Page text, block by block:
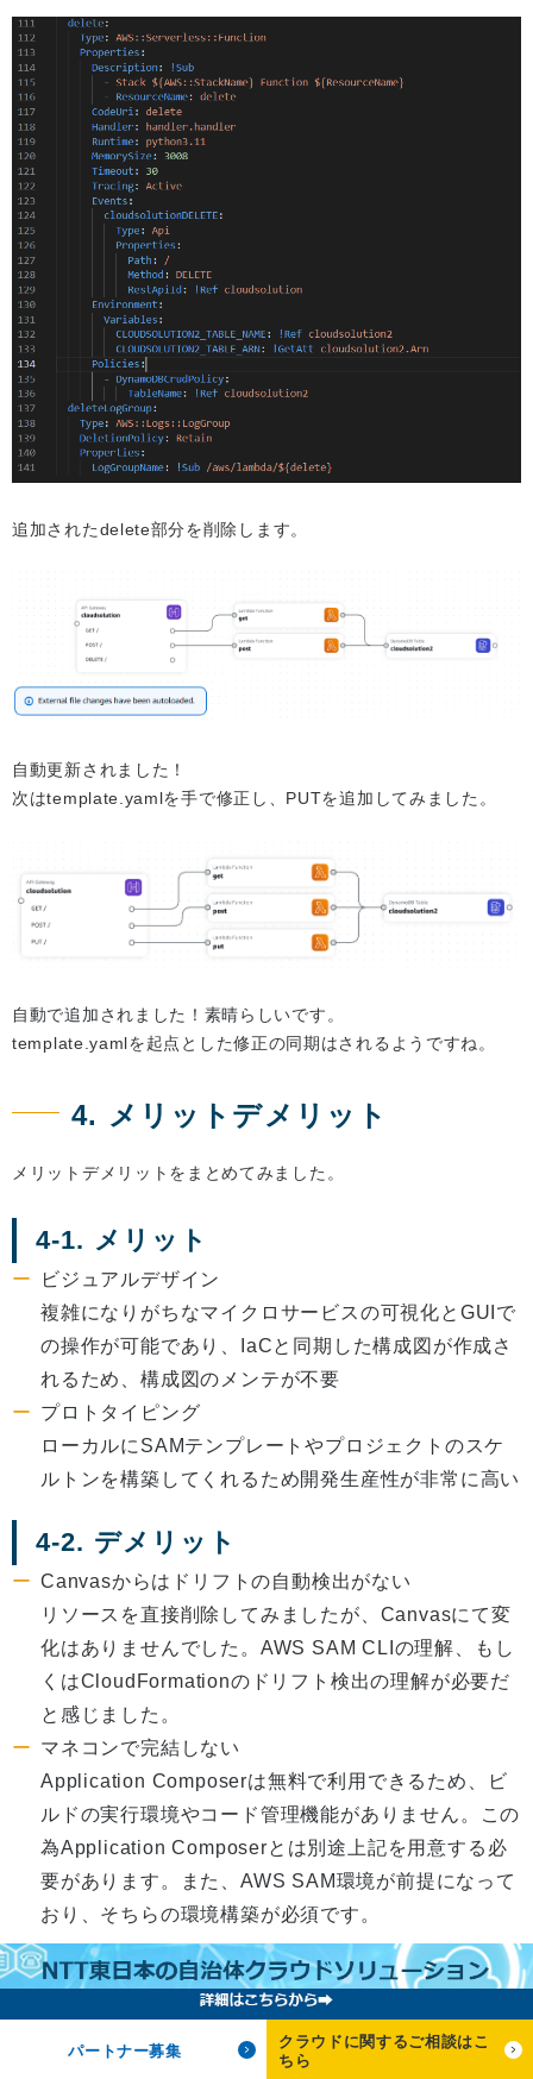
追加されたdelete部分を削除します。
自動更新されました！
次はtemplate.yamlを手で修正し、PUTを追加してみました。
自動で追加されました！素晴らしいです。
template.yamlを起点とした修正の同期はされるようですね。
4. メリットデメリット
メリットデメリットをまとめてみました。
4-1. メリット
ビジュアルデザイン
複雑になりがちなマイクロサービスの可視化とGUIで
の操作が可能であり、IaCと同期した構成図が作成さ
れるため、構成図のメンテが不要
プロトタイピング
ローカルにSAMテンプレートやプロジェクトのスケ
ルトンを構築してくれるため開発生産性が非常に高い
4-2. デメリット
Canvasからはドリフトの自動検出がない
リソースを直接削除してみましたが、Canvasにて変
化はありませんでした。AWS SAM CLIの理解、もし
くはCloudFormationのドリフト検出の理解が必要だ
と感じました。
マネコンで完結しない
Application Composerは無料で利用できるため、ビ
ルドの実行環境やコード管理機能がありません。この
為Application Composerとは別途上記を用意する必
要があります。また、AWS SAM環境が前提になって
おり、そちらの環境構築が必須です。
5. まとめ
AWS SAM環境でサーバーレスを構築している方は、
パートナー募集
クラウドに関するご相談はこ
ちら